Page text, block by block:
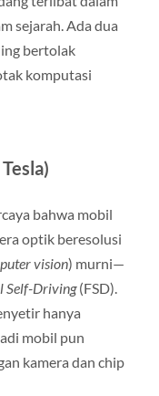
sejarah. Ada dua
bertolak
komputasi
bahwa mobil
optik beresolusi
vision) murni—
Self-Driving(FSD).
hanya
mobil pun
kamera dan chip